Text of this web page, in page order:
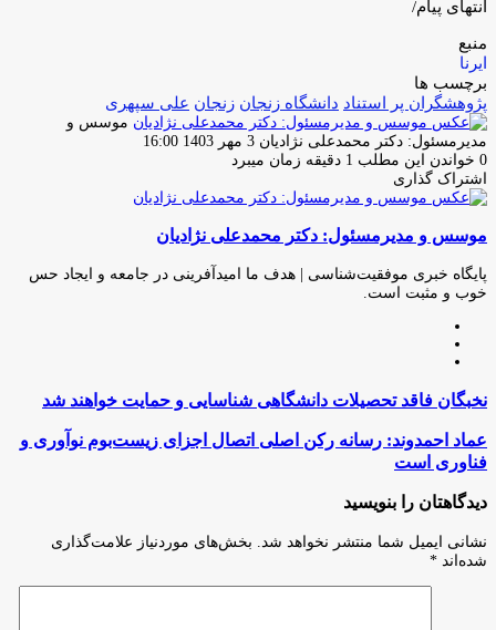
انتهای پیام/
منبع
ایرنا
برچسب ها
پژوهشگران پر استناد دانشگاه زنجان زنجان علی سپهری
موسس و
مدیرمسئول: دکتر محمدعلی نژادیان ارسال
ایمیل
3 مهر 1403 16:00
0 خواندن این مطلب 1 دقیقه زمان میبرد
اشتراک گذاری
فیس
توئیتر
لینکدین
واتس
تلگرام
اشتراک
از
ایمیل
چاپ
موسس و مدیرمسئول: دکتر محمدعلی نژادیان
پایگاه خبری موفقیت‌شناسی | هدف ما امیدآفرینی در جامعه و ایجاد حس
خوب و مثبت است.
نخبگان
تحصیلات
دانشگاهی
شناسایی
حمایت
شد
نخبگان فاقد تحصیلات دانشگاهی شناسایی و حمایت خواهند شد
عماد
احمدوند:
رسانه
رکن
اصلی
اتصال
اجزای
زیست‌بوم
عماد احمدوند: رسانه رکن اصلی اتصال اجزای زیست‌بوم نوآوری و
فناوری است
دیدگاهتان را بنویسید
نشانی ایمیل شما منتشر نخواهد شد.
بخش‌های موردنیاز علامت‌گذاری
شده‌اند *